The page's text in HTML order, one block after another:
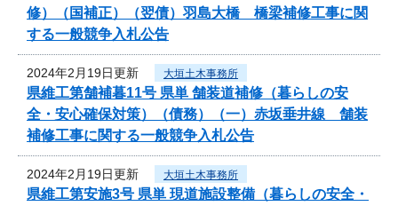
修）（国補正）（翌債）羽島大橋 橋梁補修工事に関
する一般競争入札公告
2024年2月19日更新 大垣土木事務所
県維工第舗補暮11号 県単 舗装道補修（暮らしの安
全・安心確保対策）（債務）（一）赤坂垂井線 舗装
補修工事に関する一般競争入札公告
2024年2月19日更新 大垣土木事務所
県維工第安施3号 県単 現道施設整備（暮らしの安全・